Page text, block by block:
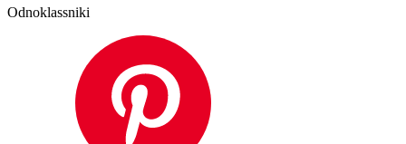
Odnoklassniki